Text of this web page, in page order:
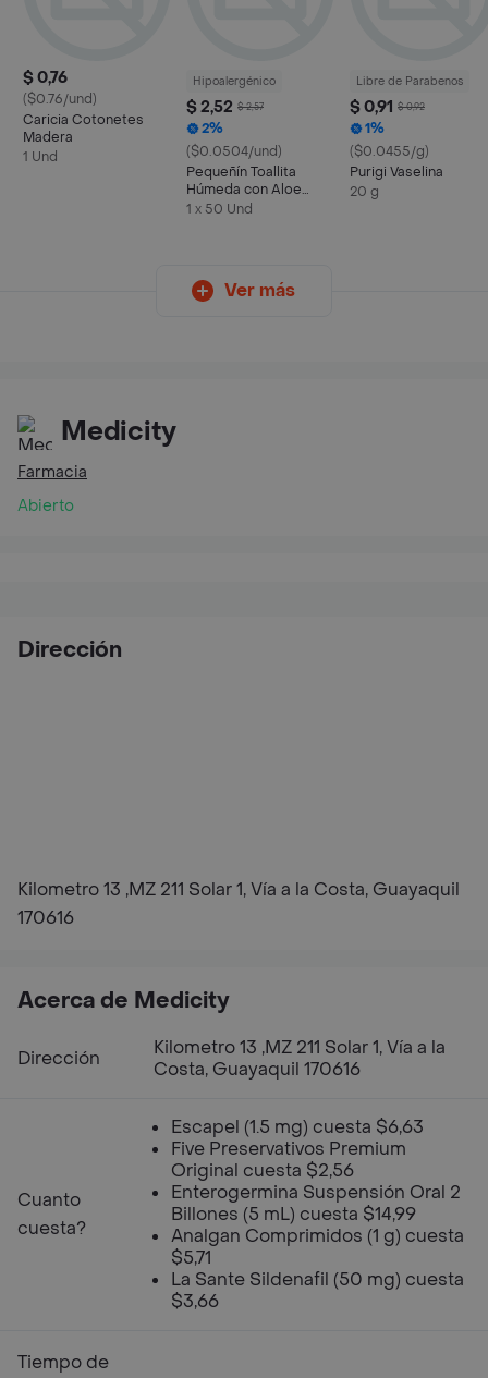
$ 0,76
($0.76/und)
Caricia Cotonetes
Madera
1 Und
Hipoalergénico
$ 2,52 $ 2,57
2%
($0.0504/und)
Pequeñín Toallita
Húmeda con Aloe
Natural
1 x 50 Und
Libre de Parabenos
$ 0,91 $ 0,92
1%
($0.0455/g)
Purigi Vaselina
20 g
Ver más
Medicity
Farmacia
Abierto
Dirección
Kilometro 13 ,MZ 211 Solar 1, Vía a la Costa, Guayaquil
170616
Acerca de Medicity
Dirección
Kilometro 13 ,MZ 211 Solar 1, Vía a la
Costa, Guayaquil 170616
Cuanto
cuesta?
Escapel (1.5 mg) cuesta $6,63
Five Preservativos Premium
Original cuesta $2,56
Enterogermina Suspensión Oral 2
Billones (5 mL) cuesta $14,99
Analgan Comprimidos (1 g) cuesta
$5,71
La Sante Sildenafil (50 mg) cuesta
$3,66
Tiempo de